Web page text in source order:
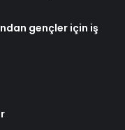
gençler için iş